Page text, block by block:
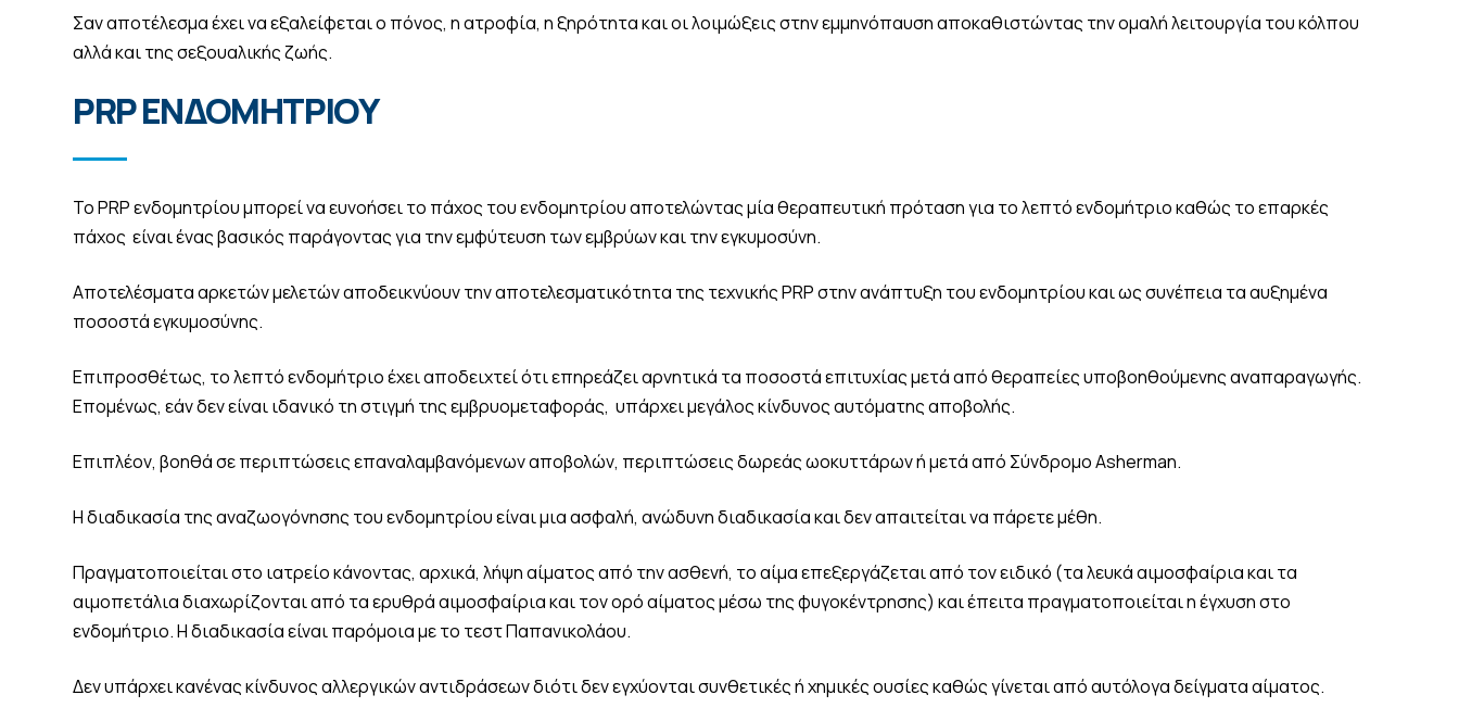
Σαν αποτέλεσμα έχει να εξαλείφεται ο πόνος, η ατροφία, η ξηρότητα και οι λοιμώξεις στην εμμηνόπαυση αποκαθιστώντας την ομαλή λειτουργία του κόλπου
αλλά και της σεξουαλικής ζωής.
PRP ΕΝΔΟΜΗΤΡΙΟΥ
Το PRP ενδομητρίου μπορεί να ευνοήσει το πάχος του ενδομητρίου αποτελώντας μία θεραπευτική πρόταση για το λεπτό ενδομήτριο καθώς το επαρκές
πάχος είναι ένας βασικός παράγοντας για την εμφύτευση των εμβρύων και την εγκυμοσύνη.
Αποτελέσματα αρκετών μελετών αποδεικνύουν την αποτελεσματικότητα της τεχνικής PRP στην ανάπτυξη του ενδομητρίου και ως συνέπεια τα αυξημένα
ποσοστά εγκυμοσύνης.
Επιπροσθέτως, το λεπτό ενδομήτριο έχει αποδειχτεί ότι επηρεάζει αρνητικά τα ποσοστά επιτυχίας μετά από θεραπείες υποβοηθούμενης αναπαραγωγής.
Επομένως, εάν δεν είναι ιδανικό τη στιγμή της εμβρυομεταφοράς, υπάρχει μεγάλος κίνδυνος αυτόματης αποβολής.
Επιπλέον, βοηθά σε περιπτώσεις επαναλαμβανόμενων αποβολών, περιπτώσεις δωρεάς ωοκυττάρων ή μετά από Σύνδρομο Asherman.
Η διαδικασία της αναζωογόνησης του ενδομητρίου είναι μια ασφαλή, ανώδυνη διαδικασία και δεν απαιτείται να πάρετε μέθη.
Πραγματοποιείται στο ιατρείο κάνοντας, αρχικά, λήψη αίματος από την ασθενή, το αίμα επεξεργάζεται από τον ειδικό (τα λευκά αιμοσφαίρια και τα
αιμοπετάλια διαχωρίζονται από τα ερυθρά αιμοσφαίρια και τον ορό αίματος μέσω της φυγοκέντρησης) και έπειτα πραγματοποιείται η έγχυση στο
ενδομήτριο. Η διαδικασία είναι παρόμοια με το τεστ Παπανικολάου.
Δεν υπάρχει κανένας κίνδυνος αλλεργικών αντιδράσεων διότι δεν εγχύονται συνθετικές ή χημικές ουσίες καθώς γίνεται από αυτόλογα δείγματα αίματος.